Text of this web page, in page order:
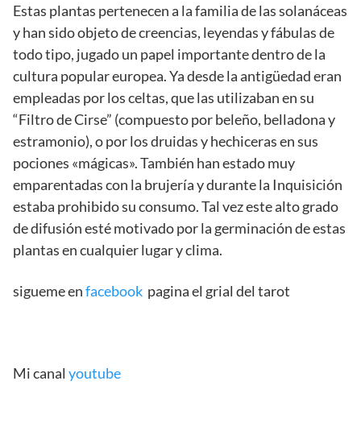
Estas plantas pertenecen a la familia de las solanáceas
y han sido objeto de creencias, leyendas y fábulas de
todo tipo, jugado un papel importante dentro de la
cultura popular europea. Ya desde la antigüedad eran
empleadas por los celtas, que las utilizaban en su
“Filtro de Cirse” (compuesto por beleño, belladona y
estramonio), o por los druidas y hechiceras en sus
pociones «mágicas». También han estado muy
emparentadas con la brujería y durante la Inquisición
estaba prohibido su consumo. Tal vez este alto grado
de difusión esté motivado por la germinación de estas
plantas en cualquier lugar y clima.
sigueme enfacebook pagina el grial del tarot
Mi canal youtube